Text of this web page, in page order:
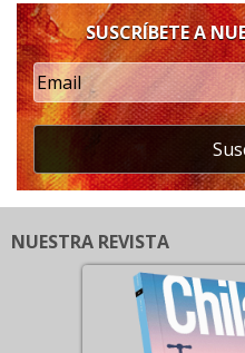
SUSCRÍBETE A
NUESTRA REVISTA